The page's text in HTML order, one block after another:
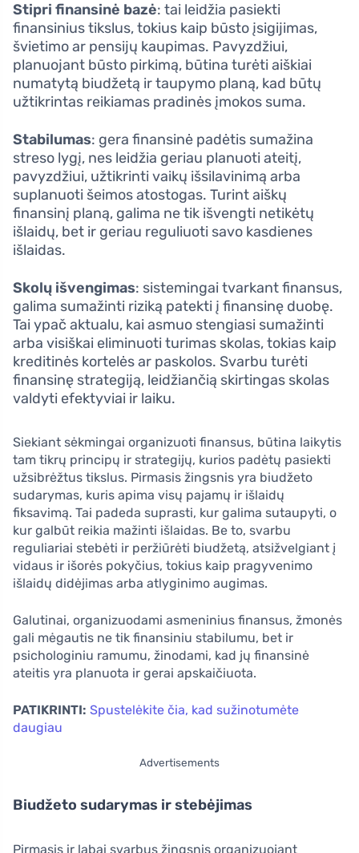
Stipri finansinė bazė: tai leidžia pasiekti
finansinius tikslus, tokius kaip būsto įsigijimas,
švietimo ar pensijų kaupimas. Pavyzdžiui,
planuojant būsto pirkimą, būtina turėti aiškiai
numatytą biudžetą ir taupymo planą, kad būtų
užtikrintas reikiamas pradinės įmokos suma.
Stabilumas: gera finansinė padėtis sumažina
streso lygį, nes leidžia geriau planuoti ateitį,
pavyzdžiui, užtikrinti vaikų išsilavinimą arba
suplanuoti šeimos atostogas. Turint aiškų
finansinį planą, galima ne tik išvengti netikėtų
išlaidų, bet ir geriau reguliuoti savo kasdienes
išlaidas.
Skolų išvengimas: sistemingai tvarkant finansus,
galima sumažinti riziką patekti į finansinę duobę.
Tai ypač aktualu, kai asmuo stengiasi sumažinti
arba visiškai eliminuoti turimas skolas, tokias kaip
kreditinės kortelės ar paskolos. Svarbu turėti
finansinę strategiją, leidžiančią skirtingas skolas
valdyti efektyviai ir laiku.
Siekiant sėkmingai organizuoti finansus, būtina laikytis
tam tikrų principų ir strategijų, kurios padėtų pasiekti
užsibrėžtus tikslus. Pirmasis žingsnis yra biudžeto
sudarymas, kuris apima visų pajamų ir išlaidų
fiksavimą. Tai padeda suprasti, kur galima sutaupyti, o
kur galbūt reikia mažinti išlaidas. Be to, svarbu
reguliariai stebėti ir peržiūrėti biudžetą, atsižvelgiant į
vidaus ir išorės pokyčius, tokius kaip pragyvenimo
išlaidų didėjimas arba atlyginimo augimas.
Galutinai, organizuodami asmeninius finansus, žmonės
gali mėgautis ne tik finansiniu stabilumu, bet ir
psichologiniu ramumu, žinodami, kad jų finansinė
ateitis yra planuota ir gerai apskaičiuota.
PATIKRINTI: Spustelėkite čia, kad sužinotumėte
daugiau
Advertisements
Biudžeto sudarymas ir stebėjimas
Pirmasis ir labai svarbus žingsnis organizuojant